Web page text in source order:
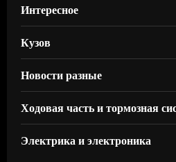
Интересное
Кузов
Новости разные
Ходовая часть и тормозная
Электрика и электроника